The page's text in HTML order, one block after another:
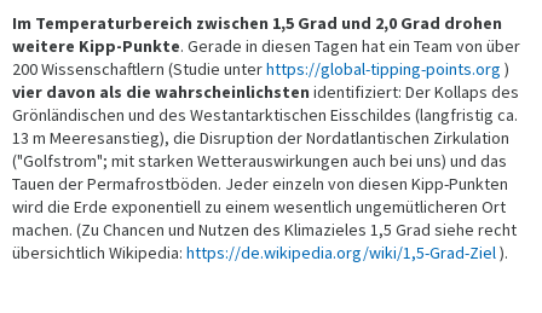
Im Temperaturbereich zwischen 1,5 Grad und 2,0 Grad drohen
weitere Kipp-Punkte. Gerade in diesen Tagen hat ein Team von über
200 Wissenschaftlern (Studie unterhttps://global-tipping-points.org )
vier davon als die wahrscheinlichsten identifiziert: Der Kollaps des
Grönländischen und des Westantarktischen Eisschildes (langfristig ca.
13 m Meeresanstieg), die Disruption der Nordatlantischen Zirkulation
("Golfstrom"; mit starken Wetterauswirkungen auch bei uns) und das
Tauen der Permafrostböden. Jeder einzeln von diesen Kipp-Punkten
wird die Erde exponentiell zu einem wesentlich ungemütlicheren Ort
machen. (Zu Chancen und Nutzen des Klimazieles 1,5 Grad siehe recht
übersichtlich Wikipedia: https://de.wikipedia.org/wiki/1,5-Grad-Ziel).